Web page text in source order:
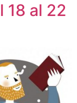
18 al 22